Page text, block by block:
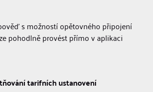
s možností opětovného připojení
pohodlně provést přímo v aplikaci
tarifních ustanovení